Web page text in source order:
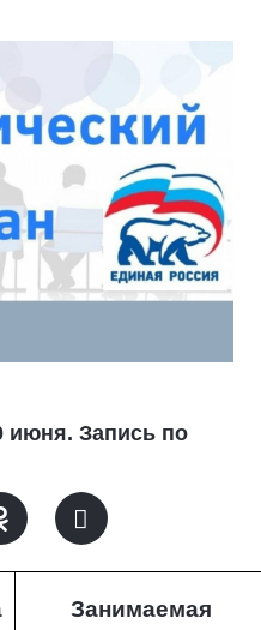
июня. Запись по
Занимаемая